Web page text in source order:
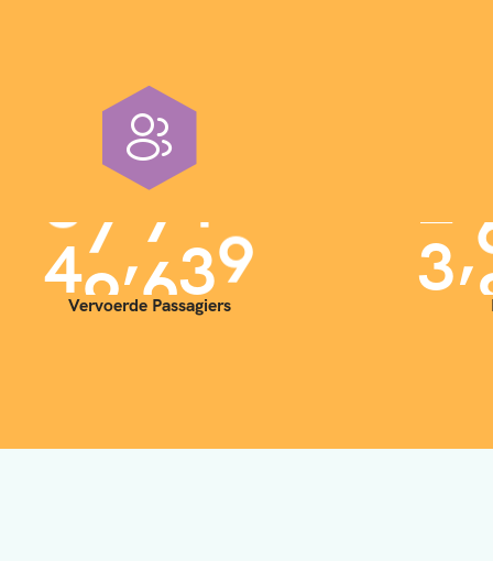
40,000
Vervoerde Passagiers
3,